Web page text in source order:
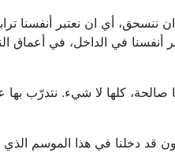
ننسحق، أي ان نعتبر أنفسنا
أنفسنا في الداخل، في أعماق
صالحة، كلها لا شيء. نتدرّب
قد دخلنا في هذا الموسم